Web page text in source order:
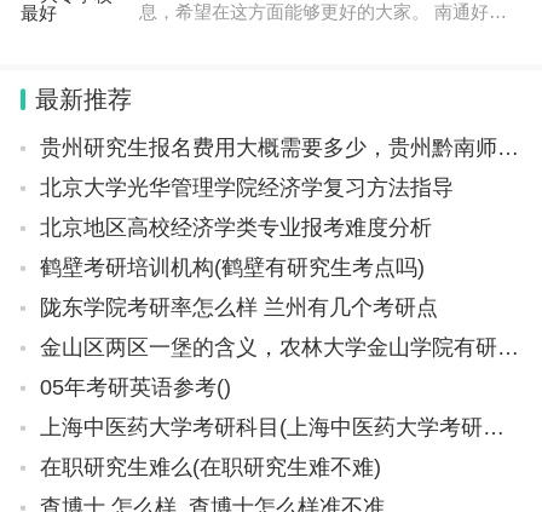
息，希望在这方面能够更好的大家。 南通好的
最新推荐
贵州研究生报名费用大概需要多少，贵州黔南师范学院研究生条件
北京大学光华管理学院经济学复习方法指导
北京地区高校经济学类专业报考难度分析
鹤壁考研培训机构(鹤壁有研究生考点吗)
陇东学院考研率怎么样 兰州有几个考研点
金山区两区一堡的含义，农林大学金山学院有研究生吗
05年考研英语参考()
上海中医药大学考研科目(上海中医药大学考研科目有哪些)
在职研究生难么(在职研究生难不难)